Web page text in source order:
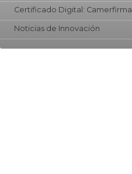
Certificado Digital: Camerfirma
Noticias de Innovación